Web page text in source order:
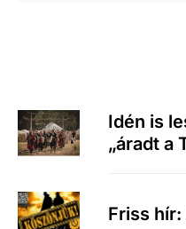
Idén is
„áradt a
Friss hír: